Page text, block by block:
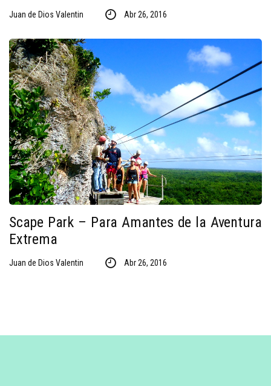
Juan de Dios Valentin Abr 26, 2016
Scape Park – Para Amantes de la Aventura
Extrema
Juan de Dios Valentin Abr 26, 2016